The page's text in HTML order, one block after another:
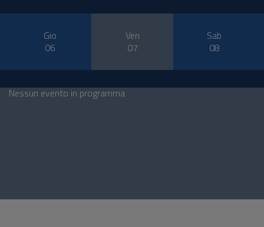
Gio
06
Ven
07
Sab
08
Nessun evento in programma